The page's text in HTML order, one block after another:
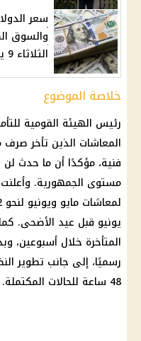
سعر
والسوق
الثلاثاء 9 يونيو 2026
خلاصة الموضوع
رئيس الهيئة القومية
المعاشات الذين تأخر
فنية، مؤكدًا أن ما حدث
يونيو قبل عيد الأضحى.
المتأخرة خلال أسبوعين،
رسميًا، إلى جانب تطوير
48 ساعة للحالات المكتملة.